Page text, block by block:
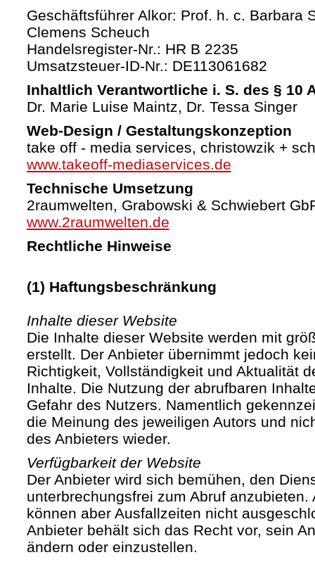
Geschäftsführer Alkor: Prof. h. c. Barbara
Clemens Scheuch
Handelsregister-Nr.: HR B 2235
Umsatzsteuer-ID-Nr.: DE113061682
Inhaltlich Verantwortliche i. S. des § 10
Dr. Marie Luise Maintz, Dr. Tessa Singer
Web-Design / Gestaltungskonzeption
take off - media services, christowzik +
www.takeoff-mediaservices.de
Technische Umsetzung
2raumwelten, Grabowski & Schwiebert
www.2raumwelten.de
Rechtliche Hinweise
(1) Haftungsbeschränkung
Inhalte dieser Website
Die Inhalte dieser Website werden mit
erstellt. Der Anbieter übernimmt jedoch
Richtigkeit, Vollständigkeit und Aktualität
Inhalte. Die Nutzung der abrufbaren
Gefahr des Nutzers. Namentlich
die Meinung des jeweiligen Autors und
des Anbieters wieder.
Verfügbarkeit der Website
Der Anbieter wird sich bemühen, den
unterbrechungsfrei zum Abruf anzubieten.
können aber Ausfallzeiten nicht
Anbieter behält sich das Recht vor, sein
ändern oder einzustellen.